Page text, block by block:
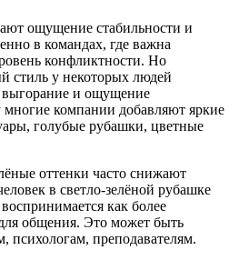
ощущение стабильности и
в командах, где важна
конфликтности. Но
стиль у некоторых людей
выгорание и ощущение
компании добавляют яркие
голубые рубашки, цветные
оттенки часто снижают
в светло-зелёной рубашке
как более
общения. Это может быть
психологам, преподавателям.